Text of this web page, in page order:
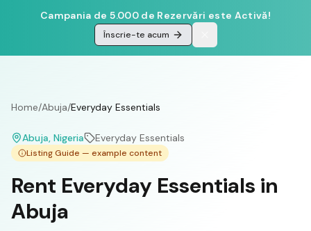
Campania de 5.000 de Rezervări este Activă!
Înscrie-te acum
Home/Abuja/Everyday Essentials
Abuja, Nigeria Everyday Essentials
Listing Guide — example content
Rent Everyday Essentials in
Abuja